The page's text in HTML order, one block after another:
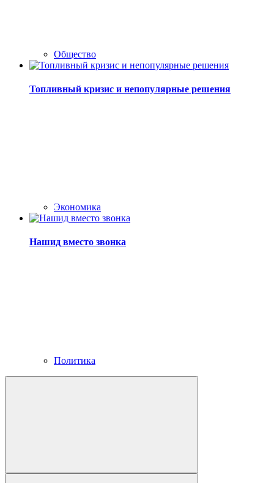
Общество
Топливный кризис и непопулярные решения
Экономика
Нашид вместо звонка
Политика